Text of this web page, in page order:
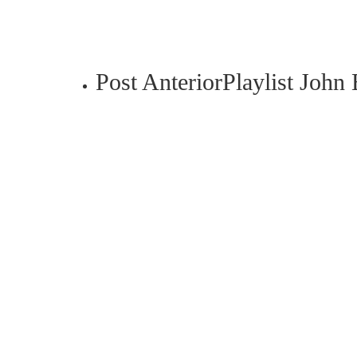
Post AnteriorPlaylist John